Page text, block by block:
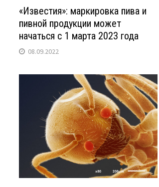
«Известия»: маркировка пива и
пивной продукции может
начаться с 1 марта 2023 года
08.09.2022